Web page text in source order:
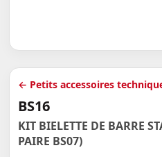
← Petits accessoires
BS16
KIT BIELETTE DE BARRE
PAIRE BS07)